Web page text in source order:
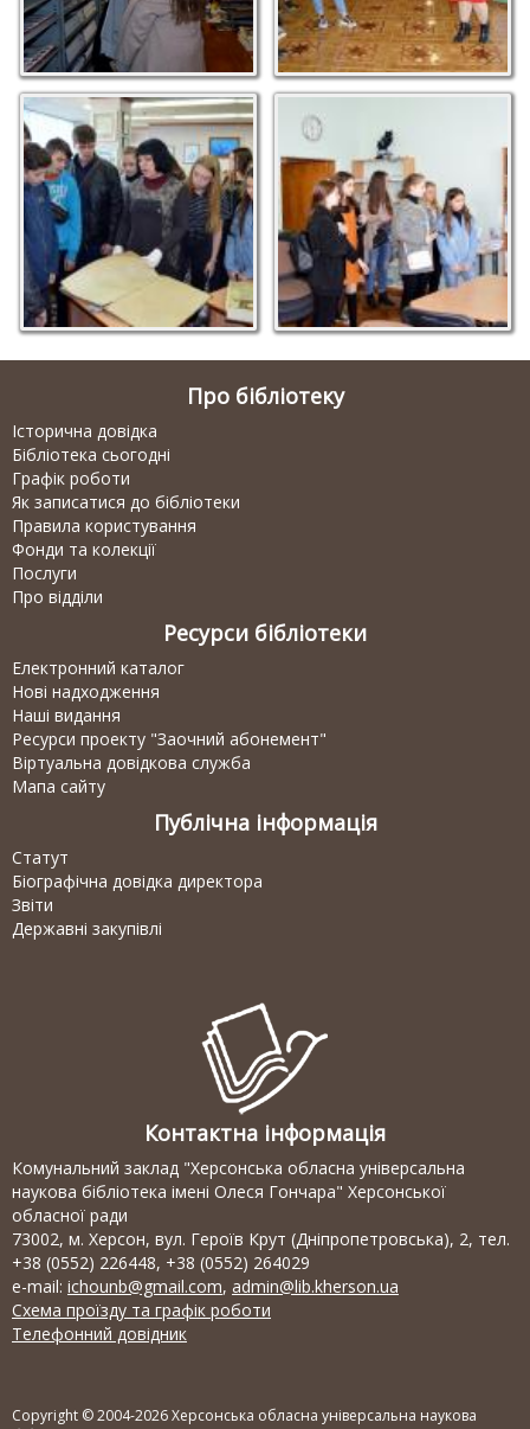
Про бібліотеку
Історична довідка
Бібліотека сьогодні
Графік роботи
Як записатися до бібліотеки
Правила користування
Фонди та колекції
Послуги
Про відділи
Ресурси бібліотеки
Електронний каталог
Нові надходження
Наші видання
Ресурси проекту "Заочний абонемент"
Віртуальна довідкова служба
Мапа сайту
Публічна інформація
Статут
Біографічна довідка директора
Звіти
Державні закупівлі
Контактна інформація
Комунальний заклад "Херсонська обласна універсальна
наукова бібліотека імені Олеся Гончара" Херсонської
обласної ради
73002, м. Херсон, вул. Героїв Крут (Дніпропетровська), 2, тел.
+38 (0552) 226448, +38 (0552) 264029
e-mail: ichounb@gmail.com, admin@lib.kherson.ua
Схема проїзду та графік роботи
Телефонний довідник
Copyright © 2004-2026 Херсонська обласна універсальна наукова